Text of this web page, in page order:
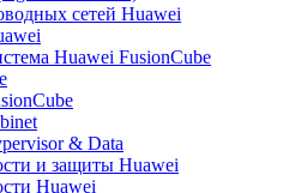
сетей Huawei
Huawei FusionCube
& Data
и защиты Huawei
Huawei